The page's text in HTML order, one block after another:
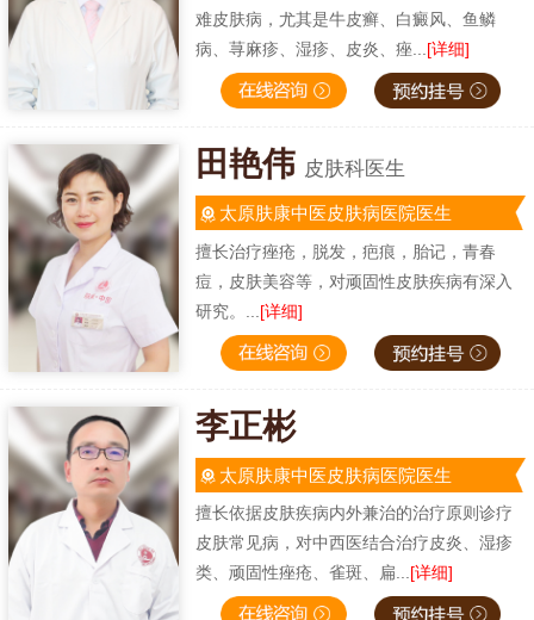
难皮肤病，尤其是牛皮癣、白癜风、鱼鳞
病、荨麻疹、湿疹、皮炎、痤... [详细]
田艳伟 皮肤科医生
太原肤康中医皮肤病医院医生
擅长治疗痤疮，脱发，疤痕，胎记，青春
痘，皮肤美容等，对顽固性皮肤疾病有深入
研究。... [详细]
李正彬
太原肤康中医皮肤病医院医生
擅长依据皮肤疾病内外兼治的治疗原则诊疗
皮肤常见病，对中西医结合治疗皮炎、湿疹
类、顽固性痤疮、雀斑、扁...[详细]